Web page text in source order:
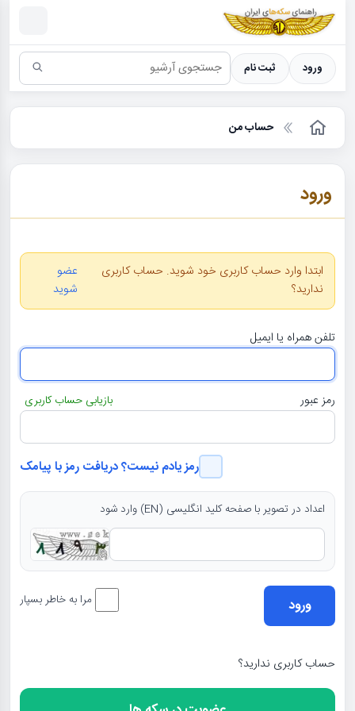
سکه ها ؛ راهنمای سکه شناسی
ورود ثبت نام
حساب من
ورود
ابتدا وارد حساب کاربری خود شوید. حساب کاربری
ندارید؟
عضو
شوید
تلفن همراه یا ایمیل
رمز عبور بازیابی حساب کاربری
رمز یادم نیست؟ دریافت رمز با پیامک
اعداد در تصویر با صفحه کلید انگلیسی (EN) وارد شود
مرا به خاطر بسپار
حساب کاربری ندارید؟